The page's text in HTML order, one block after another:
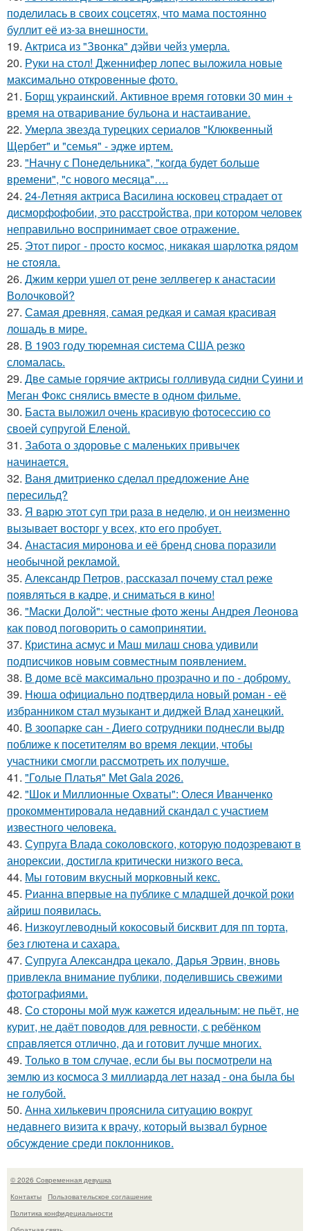
поделилась в своих соцсетях, что мама постоянно
буллит её из-за внешности.
19. Актриса из "Звонка" дэйви чейз умерла.
20. Руки на стол! Дженнифер лопес выложила новые
максимально откровенные фото.
21. Борщ украинский. Активное время готовки 30 мин +
время на отваривание бульона и настаивание.
22. Умерла звезда турецких сериалов "Клюквенный
Щербет" и "семья" - эдже иртем.
23. "Начну с Понедельника", "когда будет больше
времени", "с нового месяца"….
24. 24-Летняя актриса Василина юсковец страдает от
дисморфофобии, это расстройства, при котором человек
неправильно воспринимает свое отражение.
25. Этoт пиpoг - пpocтo кocмoc, никaкaя шapлoткa pядoм
не cтoялa.
26. Джим керри ушел от рене зеллвегер к анастасии
Волочковой?
27. Самая древняя, самая редкая и самая красивая
лошадь в мире.
28. В 1903 году тюремная система США резко
сломалась.
29. Две самые горячие актрисы голливуда сидни Суини и
Меган Фокс снялись вместе в одном фильме.
30. Баста выложил очень красивую фотосессию со
своей супругой Еленой.
31. Забота о здоровье с маленьких привычек
начинается.
32. Ваня дмитриенко сделал предложение Ане
пересильд?
33. Я варю этот суп три раза в неделю, и он неизменно
вызывает восторг у всех, кто его пробует.
34. Анастасия миронова и её бренд снова поразили
необычной рекламой.
35. Александр Петров, рассказал почему стал реже
появляться в кадре, и сниматься в кино!
36. "Маски Долой": честные фото жены Андрея Леонова
как повод поговорить о самопринятии.
37. Кристина асмус и Маш милаш снова удивили
подписчиков новым совместным появлением.
38. В доме всё максимально прозрачно и по - доброму.
39. Нюша официально подтвердила новый роман - её
избранником стал музыкант и диджей Влад ханецкий.
40. В зоопарке сан - Диего сотрудники поднесли выдр
поближе к посетителям во время лекции, чтобы
участники смогли рассмотреть их получше.
41. "Голые Платья" Met Gala 2026.
42. "Шок и Миллионные Охваты": Олеся Иванченко
прокомментировала недавний скандал с участием
известного человека.
43. Супруга Влада соколовского, которую подозревают в
анорексии, достигла критически низкого веса.
44. Мы готовим вкусный морковный кекс.
45. Рианна впервые на публике с младшей дочкой роки
айриш появилась.
46. Низкоуглеводный кокосовый бисквит для пп торта,
без глютена и сахара.
47. Супруга Александра цекало, Дарья Эрвин, вновь
привлекла внимание публики, поделившись свежими
фотографиями.
48. Со стороны мой муж кажется идеальным: не пьёт, не
курит, не даёт поводов для ревности, с ребёнком
справляется отлично, да и готовит лучше многих.
49. Только в том случае, если бы вы посмотрели на
землю из космоса 3 миллиарда лет назад - она была бы
не голубой.
50. Анна хилькевич прояснила ситуацию вокруг
недавнего визита к врачу, который вызвал бурное
обсуждение среди поклонников.
© 2026 Современная девушка
Контакты
Пользовательское соглашение
Политика конфидециальности